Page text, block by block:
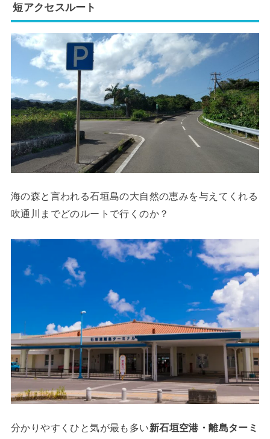
短アクセスルート
海の森と言われる石垣島の大自然の恵みを与えてくれる
吹通川までどのルートで行くのか？
分かりやすくひと気が最も多い新石垣空港・離島ターミ